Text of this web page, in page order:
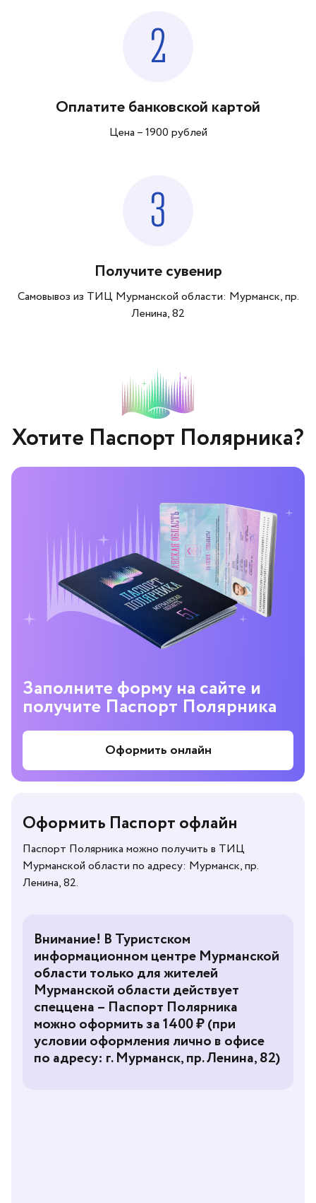
2
Оплатите банковской картой
Цена – 1900 рублей
3
Получите сувенир
Самовывоз из ТИЦ Мурманской области: Мурманск, пр.
Ленина, 82
Хотите Паспорт Полярника?
Заполните форму на сайте и
получите Паспорт Полярника
Оформить онлайн
Оформить Паспорт офлайн
Паспорт Полярника можно получить в ТИЦ
Мурманской области по адресу: Мурманск, пр.
Ленина, 82.
Внимание! В Туристском
информационном центре Мурманской
области только для жителей
Мурманской области действует
спеццена – Паспорт Полярника
можно оформить за 1400 ₽ (при
условии оформления лично в офисе
по адресу: г. Мурманск, пр. Ленина, 82)